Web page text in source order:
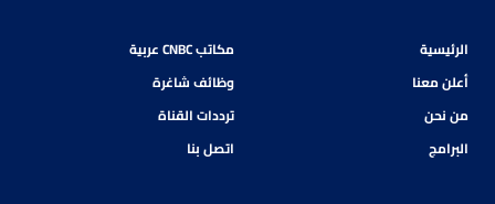
الرئيسية
أعلن معنا
من نحن
البرامج
مكاتب CNBC عربية
وظائف شاغرة
ترددات القناة
اتصل بنا